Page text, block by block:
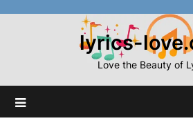
lyrics-
Love the Beauty of